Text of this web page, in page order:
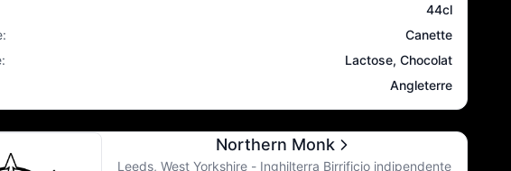
44cl
:
Canette
:
Lactose, Chocolat
Angleterre
Northern Monk
Leeds, West Yorkshire - Inghilterra Birrificio indipendente